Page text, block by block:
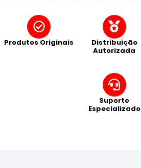
Produtos Originais
Distribuição
Autorizada
Suporte
Especializado